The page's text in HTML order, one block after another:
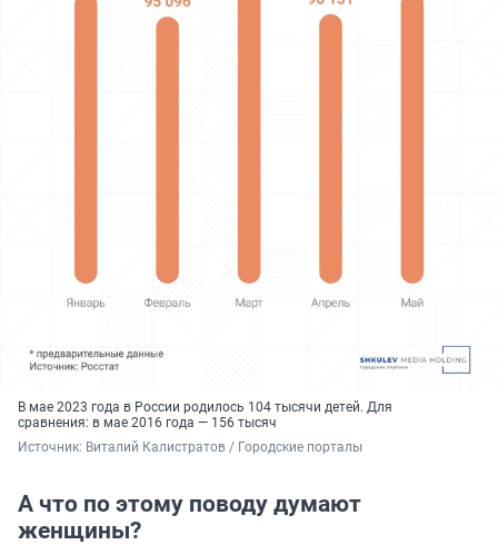
В мае 2023 года в России родилось 104 тысячи детей. Для
сравнения: в мае 2016 года — 156 тысяч
Источник: Виталий Калистратов / Городские порталы
А что по этому поводу думают
женщины?